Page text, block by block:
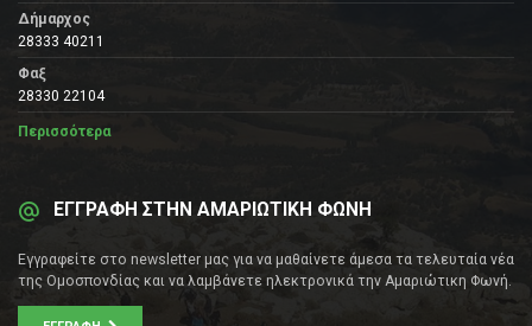
Δήμαρχος
28333 40211
Φαξ
28330 22104
Περισσότερα
ΕΓΓΡΑΦΗ ΣΤΗΝ ΑΜΑΡΙΩΤΙΚΗ ΦΩΝΗ
Εγγραφείτε στο newsletter μας για να μαθαίνετε άμεσα τα τελευταία νέα
της Ομοσπονδίας και να λαμβάνετε ηλεκτρονικά την Αμαριώτικη Φωνή.